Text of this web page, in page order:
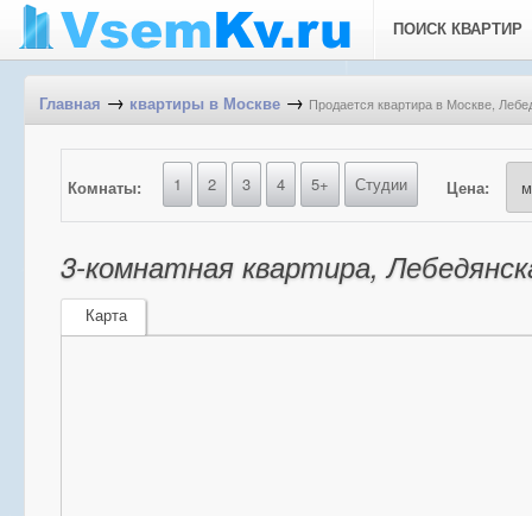
ПОИСК КВАРТИР
Главная → квартиры в Москве → Продается квартира в Москве,
Комнаты: 1 2 3 4 5+ Студии Цена:
3-комнатная квартира,
Карта